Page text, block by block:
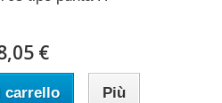
€
carrello Più